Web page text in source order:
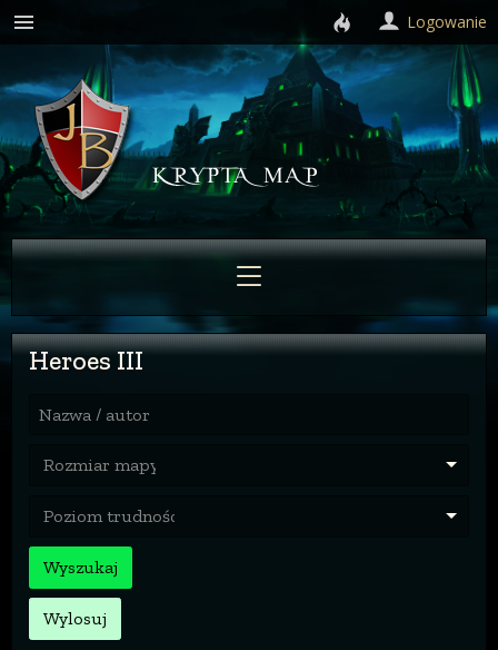
Heroes III
Nazwa / autor
Rozmiar mapy
Poziom trudności
Wyszukaj
Wylosuj
Logowanie